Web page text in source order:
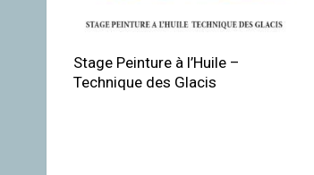
Stage Peinture à l’Huile –
Technique des Glacis